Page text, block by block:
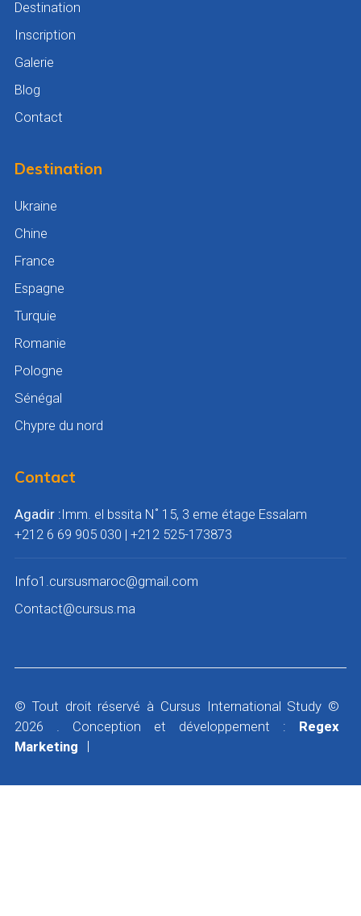
Destination
Inscription
Galerie
Blog
Contact
Destination
Ukraine
Chine
France
Espagne
Turquie
Romanie
Pologne
Sénégal
Chypre du nord
Contact
Agadir :Imm. el bssita N˚ 15, 3 eme étage Essalam
+212 6 69 905 030 | ‎+212 525-173873
Info1.cursusmaroc@gmail.com
Contact@cursus.ma
© Tout droit réservé à Cursus International Study ©
2026 . Conception et développement : Regex
Marketing